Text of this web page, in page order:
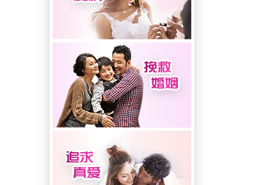
保守估计，目前市面上至少
有40-50家层出不穷的情感挽
回公司与机构，很多消费者
看到有这么多...
问：广州破镜重圆教育咨询有限
公司在网络上有哪些“假冒”现
象？...
随着思想观念的不断进步，
很多人在遇到情感问题时都
不会选择听之任之了，更多
人的都会选择寻求外...